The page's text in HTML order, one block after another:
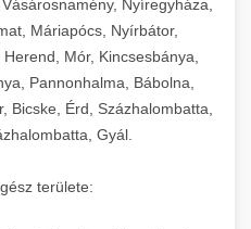
Nyíregyháza,
Máriapócs, Nyírbátor,
Mór, Kincsesbánya,
Pannonhalma, Bábolna,
Bicske, Érd, Százhalombatta,
Gyál.
területe: